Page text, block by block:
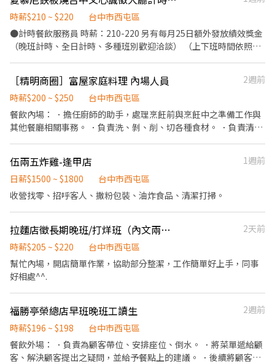
健檢 ★勞保、健保，6％勞退提撥 ⭕【工作說明】 《內場》:餐點製
作、食材備料、進貨盤點 《外場》:接待服務顧客、收銀結帳、環境
整潔 用最快速的速度提供美味的牛丼！ 用最有元氣的服務使顧客露
出滿意的笑容！ ★開朗活潑有笑容 ★ＳＯＰ專業流程 ★無經驗可
成為全球第一的連鎖餐飲集團。 我們堅持使用安全及高品質的食
材，當場現點現作提供美味可口的日本國民美食-牛丼/咖哩，並以
舒適衛生的用餐環境、熱情用心的服務態度、平實親民的誠懇價
格，強調食品安全，顧客安心。不論是單獨一人、與家人一起、朋
友一起，皆可享受用餐的樂趣。
時薪$210 ~ $220
台中市西屯區
●計時餐飲服務員 時薪：210-220 另有每月25日額外發放績效獎金
（晚班計時、全日計時、多種班別歡迎洽談） （上下班時間依照現
助、國定假日雙薪、供午晚餐、、、等等。歡迎洽談。
［精明商圈］富屋家庭料理 內場人員
2週前
時薪$200 ~ $250
台中市西屯區
餐飲內場： ．擔任廚師的助手，處理烹飪前與烹飪中之準備工作與
其他餐廳相關事務。 ．負責洗、剝、削、切各種食材。 ．負責清理
伍兩五炸雞-逢甲店
1週前
日薪$1500 ~ $1800
台中市西屯區
收營找零、招呼客人、撒粉包裝、油炸食品、清潔打掃。
拉麵店徵長期晚班/打烊班（內文兩時段可選）
2天前
時薪$205 ~ $220
台中市西屯區
幫忙內場，開店簡單作業，協助部分整潔，工作簡單好上手，同事
好相處^^.
福勝亭榮總店早班晚班工讀生
2週前
時薪$196 ~ $198
台中市西屯區
餐飲外場： ．負責為顧客帶位、安排座位、倒水。 ．將菜單遞給顧
客、解決顧客提出之疑問，並給予餐點上的建議。 ．後續將顧客點